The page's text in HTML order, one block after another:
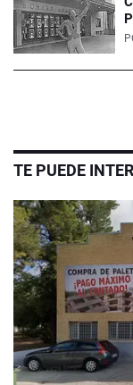
TE PUEDE